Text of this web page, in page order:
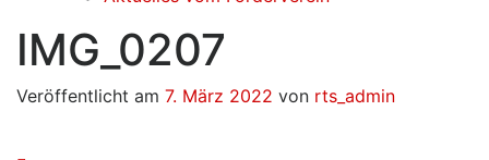
IMG_0207
Veröffentlicht am 7. März 2022 von rts_admin